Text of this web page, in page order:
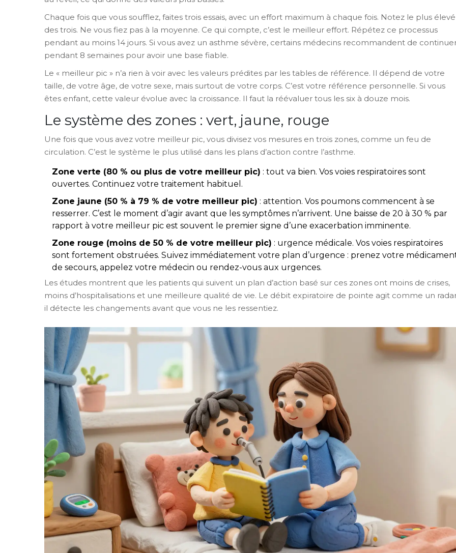
Chaque fois que vous soufflez, faites trois essais, avec un effort maximum à chaque fois. Notez le plus élevé
des trois. Ne vous fiez pas à la moyenne. Ce qui compte, c’est le meilleur effort. Répétez ce processus
pendant au moins 14 jours. Si vous avez un asthme sévère, certains médecins recommandent de
pendant 8 semaines pour avoir une base fiable.
Le « meilleur pic » n’a rien à voir avec les valeurs prédites par les tables de référence. Il dépend de votre
taille, de votre âge, de votre sexe, mais surtout de votre corps. C’est votre référence personnelle. Si vous
êtes enfant, cette valeur évolue avec la croissance. Il faut la réévaluer tous les six à douze mois.
Le système des zones : vert, jaune, rouge
Une fois que vous avez votre meilleur pic, vous divisez vos mesures en trois zones, comme un feu de
circulation. C’est le système le plus utilisé dans les plans d’action contre l’asthme.
Zone verte (80 % ou plus de votre meilleur pic) : tout va bien. Vos voies respiratoires sont
ouvertes. Continuez votre traitement habituel.
Zone jaune (50 % à 79 % de votre meilleur pic) : attention. Vos poumons commencent à se
resserrer. C’est le moment d’agir avant que les symptômes n’arrivent. Une baisse de 20 à 30 % par
rapport à votre meilleur pic est souvent le premier signe d’une exacerbation imminente.
Zone rouge (moins de 50 % de votre meilleur pic) : urgence médicale. Vos voies respiratoires
sont fortement obstruées. Suivez immédiatement votre plan d’urgence : prenez votre
de secours, appelez votre médecin ou rendez-vous aux urgences.
Les études montrent que les patients qui suivent un plan d’action basé sur ces zones ont moins de crises,
moins d’hospitalisations et une meilleure qualité de vie. Le débit expiratoire de pointe agit comme un
il détecte les changements avant que vous ne les ressentiez.